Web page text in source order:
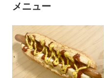
メニュー